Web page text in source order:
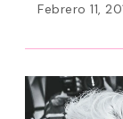
Febrero 11,